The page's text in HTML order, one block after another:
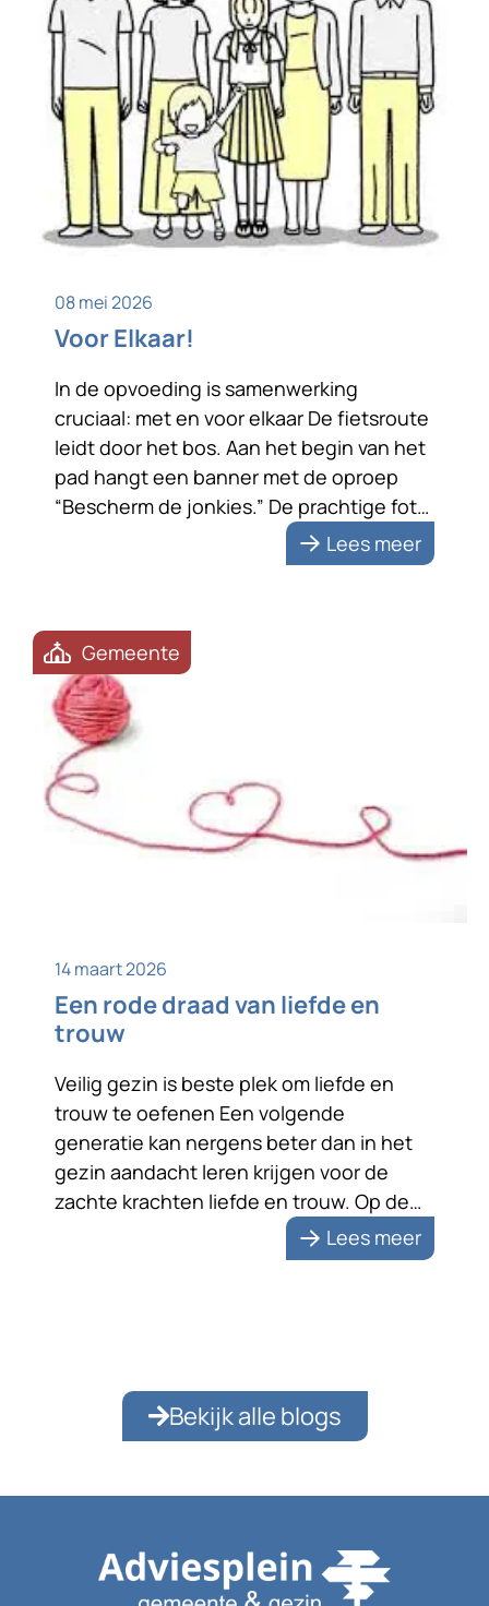
08 mei 2026
Voor Elkaar!
In de opvoeding is samenwerking
cruciaal: met en voor elkaar De fietsroute
leidt door het bos. Aan het begin van het
pad hangt een banner met de oproep
“Bescherm de jonkies.” De prachtige foto
van een reekalfje met zijn moeder
benadrukt de boodschap. De tekst zet
om samenwerking; met […]
Lees meer
Gemeente
14 maart 2026
Een rode draad van liefde en
trouw
Veilig gezin is beste plek om liefde en
trouw te oefenen Een volgende
generatie kan nergens beter dan in het
gezin aandacht leren krijgen voor de
zachte krachten liefde en trouw. Op de
foto staan ze liefdevol naar elkaar
toegewend. Na zeventig jaar huwelijk zijn
Lees meer
Bekijk alle blogs